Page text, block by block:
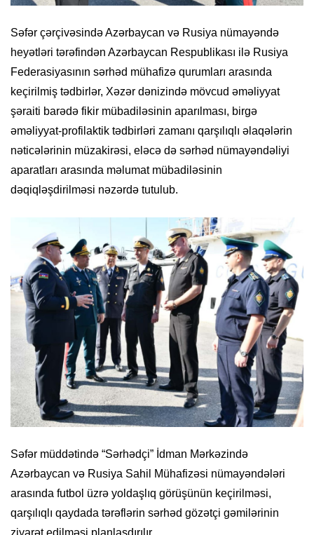
Səfər çərçivəsində Azərbaycan və Rusiya nümayəndə
heyətləri tərəfindən Azərbaycan Respublikası ilə Rusiya
Federasiyasının sərhəd mühafizə qurumları arasında
keçirilmiş tədbirlər, Xəzər dənizində mövcud əməliyyat
şəraiti barədə fikir mübadiləsinin aparılması, birgə
əməliyyat-profilaktik tədbirləri zamanı qarşılıqlı əlaqələrin
nəticələrinin müzakirəsi, eləcə də sərhəd nümayəndəliyi
aparatları arasında məlumat mübadiləsinin
dəqiqləşdirilməsi nəzərdə tutulub.
Səfər müddətində “Sərhədçi” İdman Mərkəzində
Azərbaycan və Rusiya Sahil Mühafizəsi nümayəndələri
arasında futbol üzrə yoldaşlıq görüşünün keçirilməsi,
qarşılıqlı qaydada tərəflərin sərhəd gözətçi gəmilərinin
ziyarət edilməsi planlaşdırılır.